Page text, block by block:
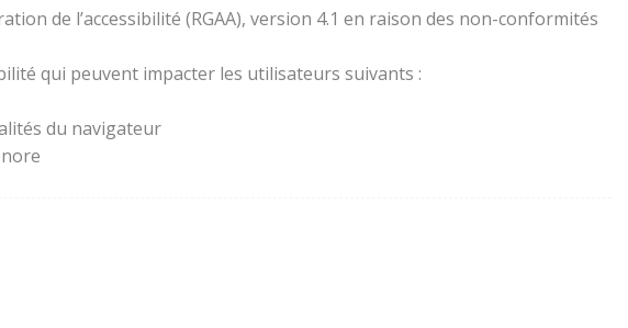
de l’accessibilité (RGAA), version 4.1 en raison des non-conformités
qui peuvent impacter les utilisateurs suivants :
du navigateur